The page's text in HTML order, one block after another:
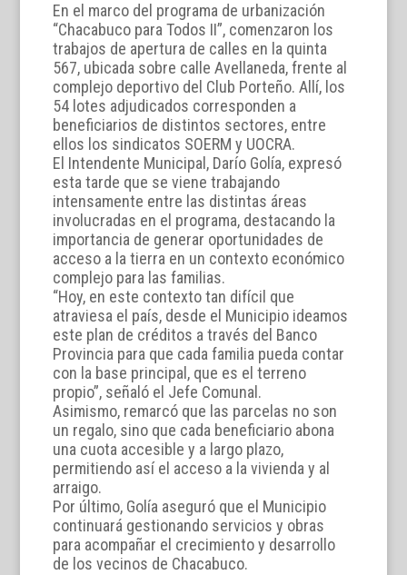
En el marco del programa de urbanización
“Chacabuco para Todos II”, comenzaron los
trabajos de apertura de calles en la quinta
567, ubicada sobre calle Avellaneda, frente al
complejo deportivo del Club Porteño. Allí, los
54 lotes adjudicados corresponden a
beneficiarios de distintos sectores, entre
ellos los sindicatos SOERM y UOCRA.
El Intendente Municipal, Darío Golía, expresó
esta tarde que se viene trabajando
intensamente entre las distintas áreas
involucradas en el programa, destacando la
importancia de generar oportunidades de
acceso a la tierra en un contexto económico
complejo para las familias.
“Hoy, en este contexto tan difícil que
atraviesa el país, desde el Municipio ideamos
este plan de créditos a través del Banco
Provincia para que cada familia pueda contar
con la base principal, que es el terreno
propio”, señaló el Jefe Comunal.
Asimismo, remarcó que las parcelas no son
un regalo, sino que cada beneficiario abona
una cuota accesible y a largo plazo,
permitiendo así el acceso a la vivienda y al
arraigo.
Por último, Golía aseguró que el Municipio
continuará gestionando servicios y obras
para acompañar el crecimiento y desarrollo
de los vecinos de Chacabuco.